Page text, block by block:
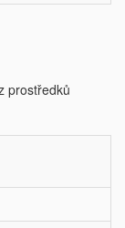
prostředků